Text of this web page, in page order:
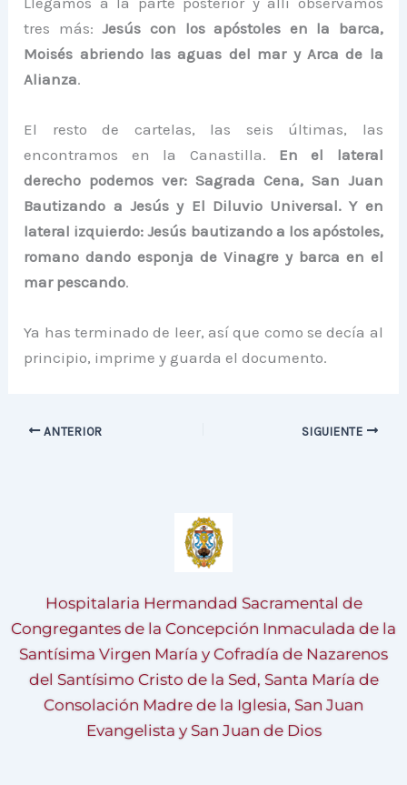
tres más:Jesús con los apóstoles en la barca,
Moisés abriendo las aguas del mar y Arca de la
Alianza.
El resto de cartelas, las seis últimas, las
encontramos en la Canastilla. En el lateral
derecho podemos ver: Sagrada Cena, San Juan
Bautizando a Jesús y El Diluvio Universal. Y en
lateral izquierdo: Jesús bautizando a los apóstoles,
romano dando esponja de Vinagre y barca en el
mar pescando.
Ya has terminado de leer, así que como se decía al
principio, imprime y guarda el documento.
ANTERIOR SIGUIENTE
Hospitalaria Hermandad Sacramental de
Congregantes de la Concepción Inmaculada de la
Santísima Virgen María y Cofradía de Nazarenos
del Santísimo Cristo de la Sed, Santa María de
Consolación Madre de la Iglesia, San Juan
Evangelista y San Juan de Dios